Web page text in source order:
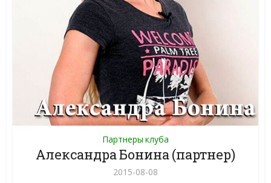
Партнеры клуба
Александра Бонина (партнер)
2015-08-08